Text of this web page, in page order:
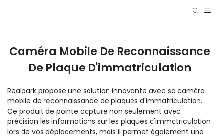
Caméra Mobile De Reconnaissance
De Plaque D'immatriculation
Realpark propose une solution innovante avec sa caméra
mobile de reconnaissance de plaques d'immatriculation.
Ce produit de pointe capture non seulement avec
précision les informations sur les plaques d'immatriculation
lors de vos déplacements, mais il permet également une